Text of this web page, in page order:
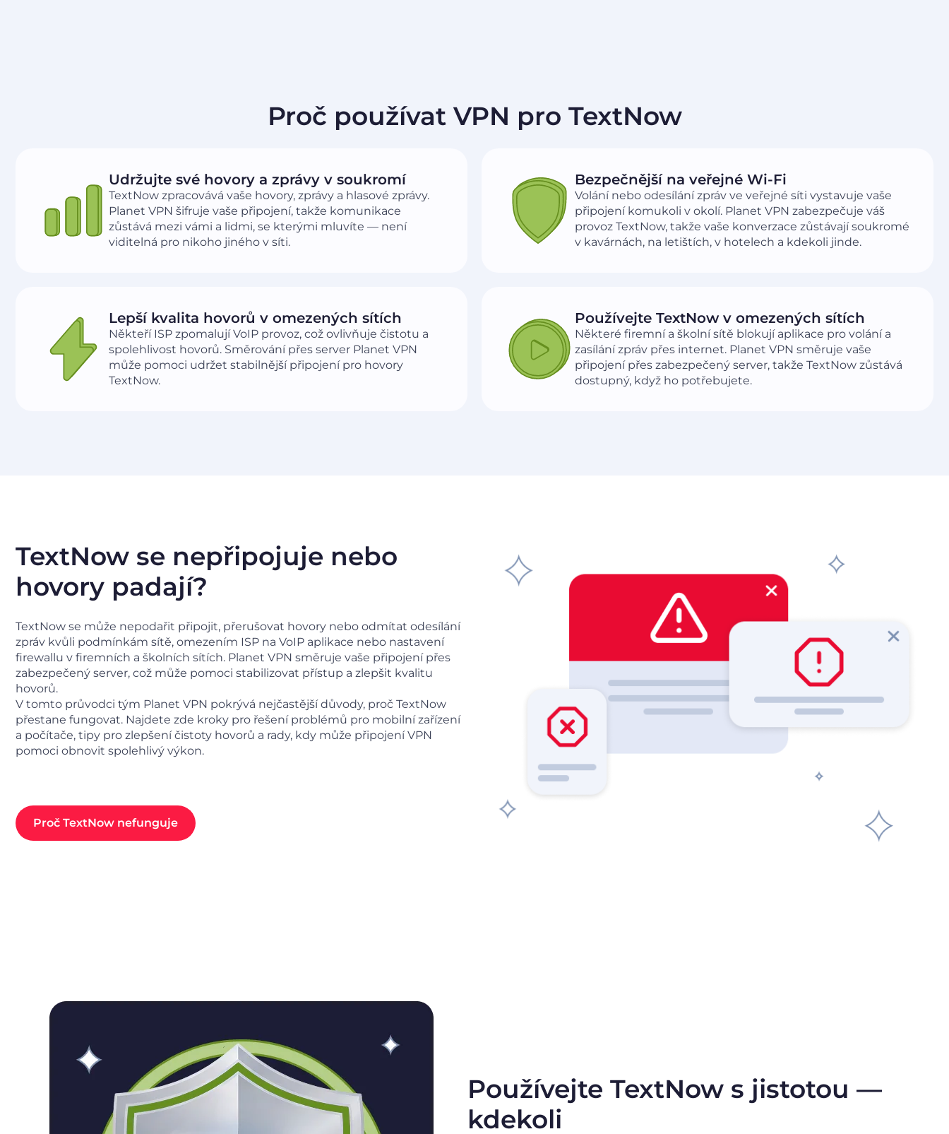
Proč používat VPN pro TextNow
Udržujte své hovory a zprávy v soukromí
TextNow zpracovává vaše hovory, zprávy a hlasové zprávy.
Planet VPN šifruje vaše připojení, takže komunikace
zůstává mezi vámi a lidmi, se kterými mluvíte — není
viditelná pro nikoho jiného v síti.
Bezpečnější na veřejné Wi-Fi
Volání nebo odesílání zpráv ve veřejné síti vystavuje vaše
připojení komukoli v okolí. Planet VPN zabezpečuje váš
provoz TextNow, takže vaše konverzace zůstávají soukromé
v kavárnách, na letištích, v hotelech a kdekoli jinde.
Lepší kvalita hovorů v omezených sítích
Někteří ISP zpomalují VoIP provoz, což ovlivňuje čistotu a
spolehlivost hovorů. Směrování přes server Planet VPN
může pomoci udržet stabilnější připojení pro hovory
TextNow.
Používejte TextNow v omezených sítích
Některé firemní a školní sítě blokují aplikace pro volání a
zasílání zpráv přes internet. Planet VPN směruje vaše
připojení přes zabezpečený server, takže TextNow zůstává
dostupný, když ho potřebujete.
TextNow se nepřipojuje nebo
hovory padají?
TextNow se může nepodařit připojit, přerušovat hovory nebo odmítat odesílání
zpráv kvůli podmínkám sítě, omezením ISP na VoIP aplikace nebo nastavení
firewallu v firemních a školních sítích. Planet VPN směruje vaše připojení přes
zabezpečený server, což může pomoci stabilizovat přístup a zlepšit kvalitu
hovorů.
V tomto průvodci tým Planet VPN pokrývá nejčastější důvody, proč TextNow
přestane fungovat. Najdete zde kroky pro řešení problémů pro mobilní zařízení
a počítače, tipy pro zlepšení čistoty hovorů a rady, kdy může připojení VPN
pomoci obnovit spolehlivý výkon.
Proč TextNow nefunguje
Používejte TextNow s jistotou —
kdekoli